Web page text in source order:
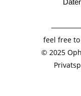
feel free to
© 2025